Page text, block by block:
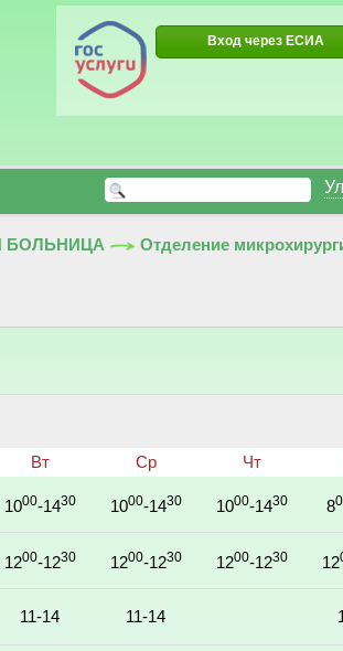
Вход через ЕСИА
БОЛЬНИЦА
Отделение
Вт Ср Чт
1000-1430 1000-1430 1000-1430 8
1200-1230 1200-1230 1200-1230 12
11-14 11-14